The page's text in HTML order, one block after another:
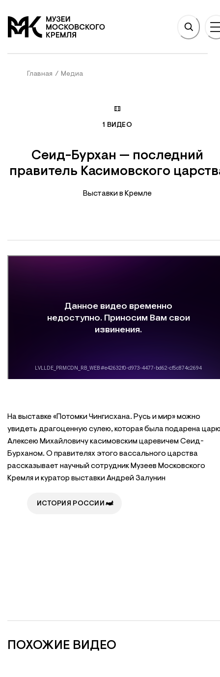
На главную
Главная / Медиа
1 ВИДЕО
Сеид-Бурхан — последний
правитель Касимовского
Выставки в Кремле
ИСТОРИЯ РОССИИ
На выставке «Потомки Чингисхана. Русь и мир» можно
увидеть драгоценную сулею, которая была подарена
Алексею Михайловичу касимовским царевичем Сеид-
Бурханом. О правителях этого вассального царства
рассказывает научный сотрудник Музеев Московского
Кремля и куратор выставки Андрей Залунин
ПОХОЖИЕ ВИДЕО